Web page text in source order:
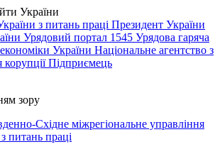
України
з питань праці Президент України
Урядовий портал 1545 Урядова гаряча
України Національне агентство з
корупціїПідприємець
зору
Східне міжрегіональне управління
питань праці